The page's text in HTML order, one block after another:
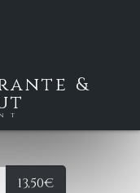
&
13,50€